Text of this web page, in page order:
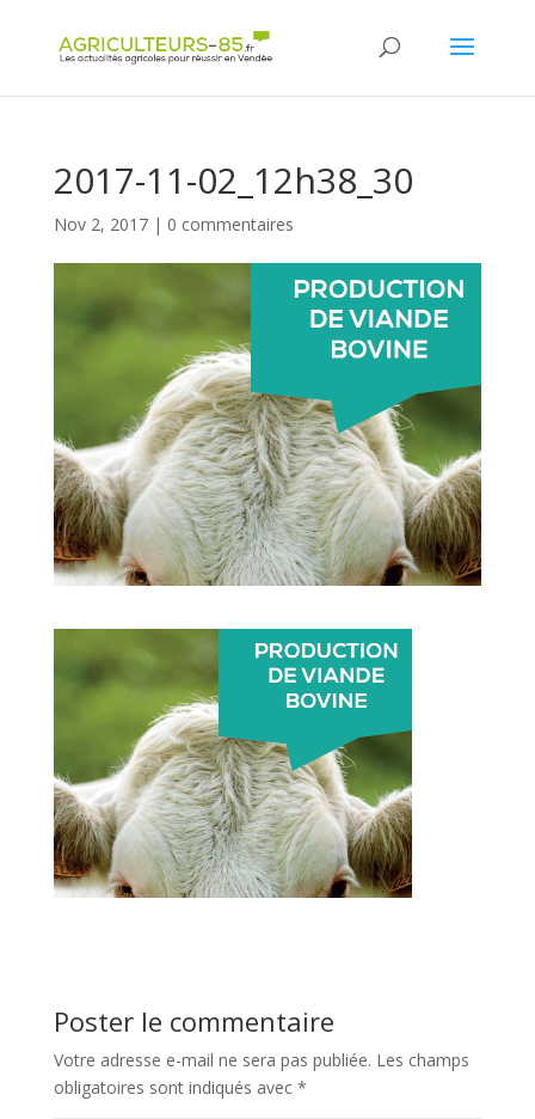
2017-11-02_12h38_30
Nov 2, 2017| 0 commentaires
Poster le commentaire
Votre adresse e-mail ne sera pas publiée. Les champs
obligatoires sont indiqués avec *